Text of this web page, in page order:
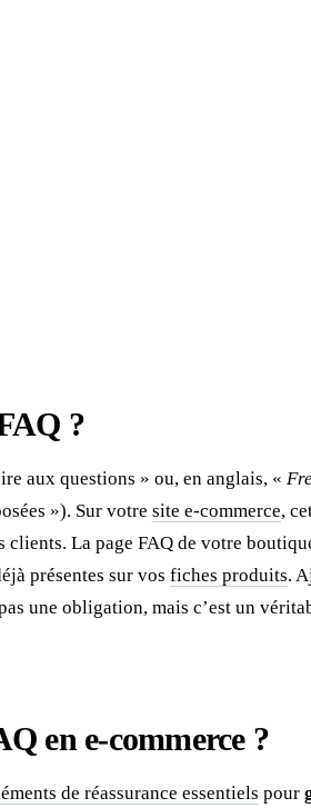
?
aux questions » ou, en anglais, «
»). Sur votre site e-commerce,
clients. La page FAQ de votre
présentes sur vos fiches produits.
une obligation, mais c’est un
en e-commerce ?
de réassurance essentiels pour